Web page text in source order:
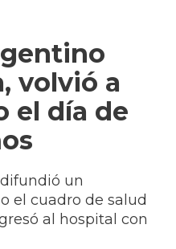
volvió a
el día de
un
el cuadro de salud
al hospital con